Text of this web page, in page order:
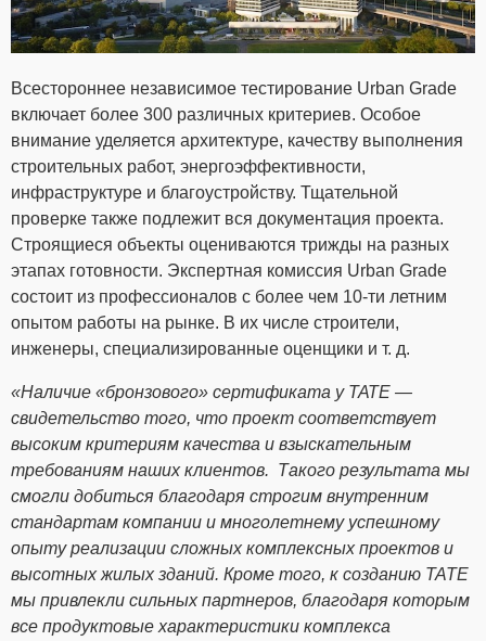
Всестороннее независимое тестирование Urban Grade
включает более 300 различных критериев. Особое
внимание уделяется архитектуре, качеству выполнения
строительных работ, энергоэффективности,
инфраструктуре и благоустройству. Тщательной
проверке также подлежит вся документация проекта.
Строящиеся объекты оцениваются трижды на разных
этапах готовности. Экспертная комиссия Urban Grade
состоит из профессионалов с более чем 10-ти летним
опытом работы на рынке. В их числе строители,
инженеры, специализированные оценщики и т. д.
«Наличие «бронзового» сертификата у ТАТЕ —
свидетельство того, что проект соответствует
высоким критериям качества и взыскательным
требованиям наших клиентов. Такого результата мы
смогли добиться благодаря строгим внутренним
стандартам компании и многолетнему успешному
опыту реализации сложных комплексных проектов и
высотных жилых зданий. Кроме того, к созданию TATE
мы привлекли сильных партнеров, благодаря которым
все продуктовые характеристики комплекса